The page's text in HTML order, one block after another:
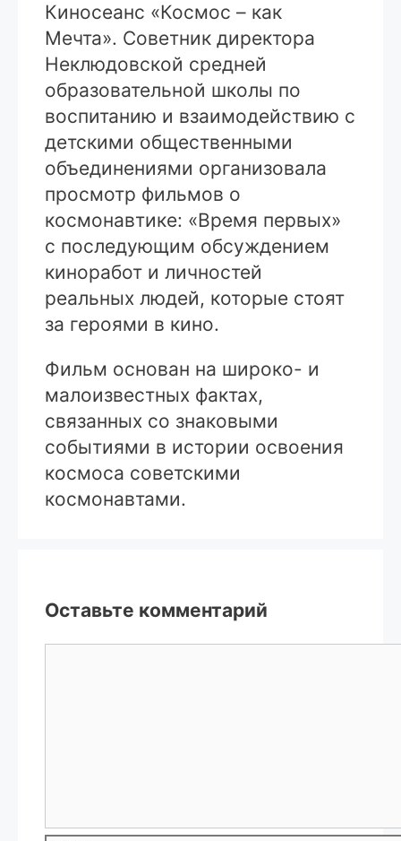
Киносеанс «Космос – как
Мечта». Советник директора
Неклюдовской средней
образовательной школы по
воспитанию и взаимодействию с
детскими общественными
объединениями организовала
просмотр фильмов о
космонавтике: «Время первых»
с последующим обсуждением
киноработ и личностей
реальных людей, которые стоят
за героями в кино.
Фильм основан на широко- и
малоизвестных фактах,
связанных со знаковыми
событиями в истории освоения
космоса советскими
космонавтами.
Оставьте комментарий